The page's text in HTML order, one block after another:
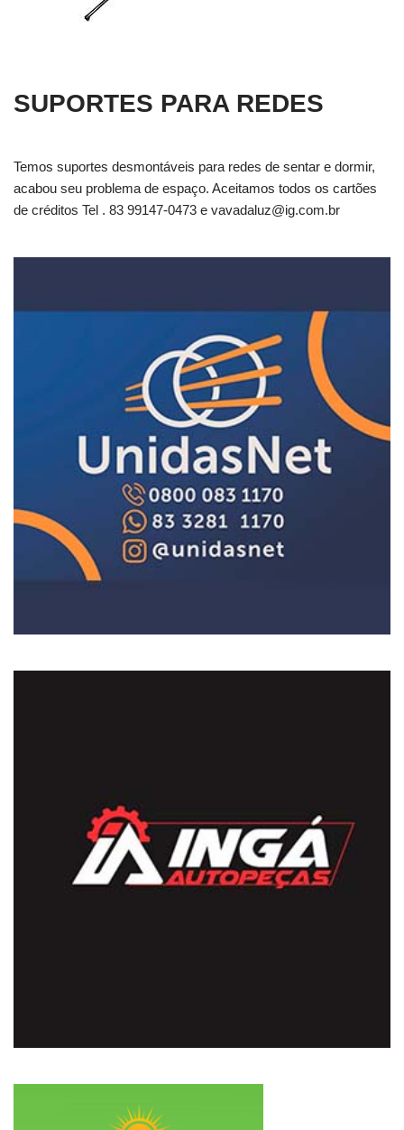
SUPORTES PARA REDES
Temos suportes desmontáveis para redes de sentar e dormir,
acabou seu problema de espaço. Aceitamos todos os cartões
de créditos Tel . 83 99147-0473 e vavadaluz@ig.com.br